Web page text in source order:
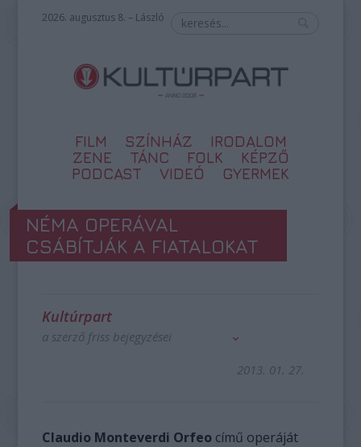
2026. augusztus 8. – László
FILM SZÍNHÁZ
IRODALOM
ZENE
TÁNC FOLK
KÉPZŐ
PODCAST
VIDEÓ GYERMEK
NÉMA OPERÁVAL
CSÁBÍTJÁK A FIATALOKAT
Kultúrpart
a szerző friss bejegyzései
2013. 01. 27.
Claudio Monteverdi Orfeo című operáját